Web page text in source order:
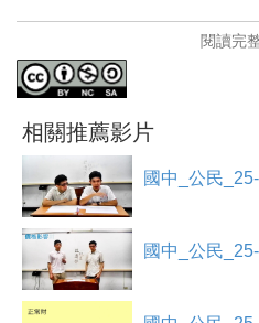
王漢威，目前於光仁高中擔
有關注，尤其是經濟與人權
並且於課堂中多鼓勵學生進行
【影片簡介】
透過師生對話的方式，帶領
中以生活實例讓同學了解機
選擇與機會成本的關係
閱讀完
相關推薦影片
國中_公民
國中_公民